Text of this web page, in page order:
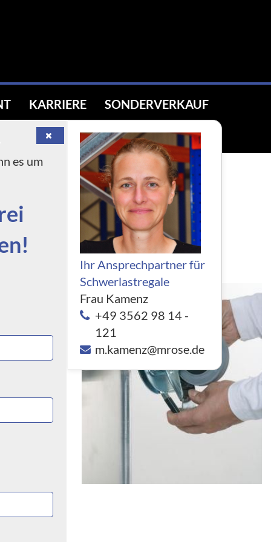
KARRIERE
SONDERVERKAUF
sind in
und die
es um
Ihr Ansprechpartner für
Schwerlastregale
Frau Kamenz
+49 3562 98 14 -
121
m.kamenz@mrose.de